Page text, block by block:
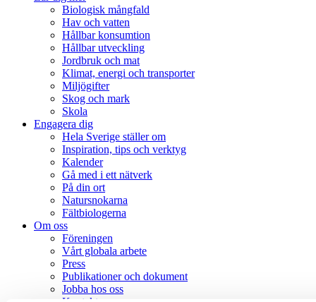
Biologisk mångfald
Hav och vatten
Hållbar konsumtion
Hållbar utveckling
Jordbruk och mat
Klimat, energi och transporter
Miljögifter
Skog och mark
Skola
Engagera dig
Hela Sverige ställer om
Inspiration, tips och verktyg
Kalender
Gå med i ett nätverk
På din ort
Natursnokarna
Fältbiologerna
Om oss
Föreningen
Vårt globala arbete
Press
Publikationer och dokument
Jobba hos oss